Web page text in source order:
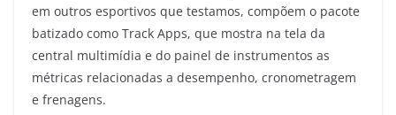
em outros esportivos que testamos, compõem o pacote
batizado como Track Apps, que mostra na tela da
central multimídia e do painel de instrumentos as
métricas relacionadas a desempenho, cronometragem
e frenagens.